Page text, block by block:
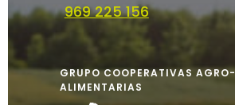
969 225 156
GRUPO COOPERATIVAS AGRO-
ALIMENTARIAS